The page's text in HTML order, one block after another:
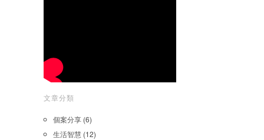
文章分類
個案分享 (6)
生活智慧 (12)